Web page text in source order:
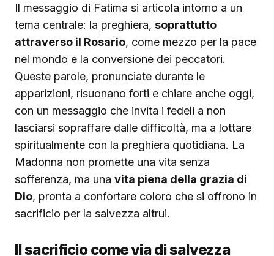
Il messaggio di Fatima si articola intorno a un
tema centrale: la preghiera, soprattutto
attraverso il Rosario, come mezzo per la pace
nel mondo e la conversione dei peccatori.
Queste parole, pronunciate durante le
apparizioni, risuonano forti e chiare anche oggi,
con un messaggio che invita i fedeli a non
lasciarsi sopraffare dalle difficoltà, ma a lottare
spiritualmente con la preghiera quotidiana. La
Madonna non promette una vita senza
sofferenza, ma una vita piena della grazia di
Dio, pronta a confortare coloro che si offrono in
sacrificio per la salvezza altrui.
Il sacrificio come via di salvezza